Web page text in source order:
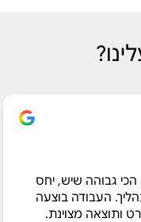
גבוהה שיש, יחס
העבודה בוצעה
ותוצאה מצוינת.